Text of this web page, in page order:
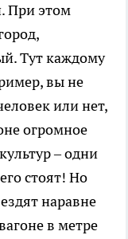
При этом
Тут каждому
вы не
или нет,
огромное
– одни
стоят! Но
наравне
в метре